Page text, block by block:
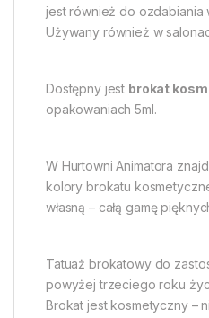
jest również do ozdabiania
Używany również w
Dostępny jest brokat
opakowaniach 5ml.
W Hurtowni Animatora
kolory brokatu
własną – całą gamę
Tatuaż brokatowy do
powyżej trzeciego roku
Brokat jest kosmetyczny –